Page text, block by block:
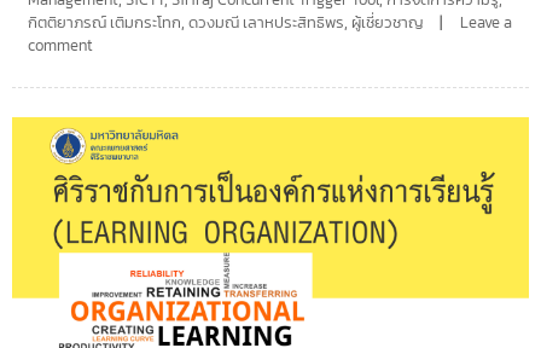
กิตติยาภรณ์ เติมกระโทก, ดวงมณี เลาหประสิทธิพร, ผู้เชี่ยวชาญ
Leave a
comment